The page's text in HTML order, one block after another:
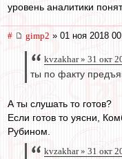
уровень аналитики
# gimp2 » 01 ноя 2018
kvzakhar » 31 окт
ты по факту
А ты слушать то готов?
Если готов то уясни,
Рубином.
kvzakhar » 31 окт